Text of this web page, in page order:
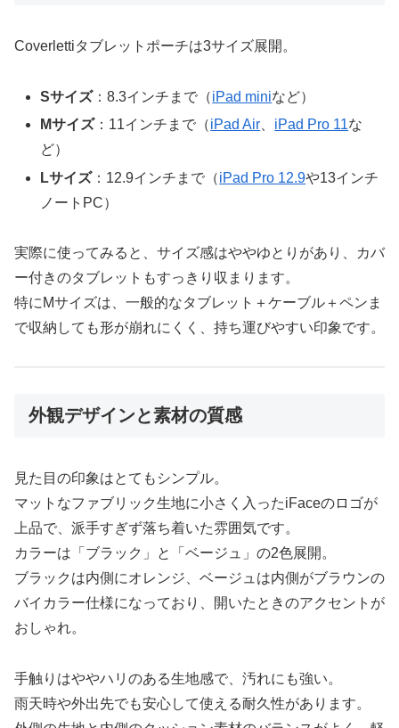
Coverlettiタブレットポーチは3サイズ展開。
Sサイズ：8.3インチまで（iPad miniなど）
Mサイズ：11インチまで（iPad Air、 iPad Pro 11な
ど）
Lサイズ：12.9インチまで（iPad Pro 12.9や13インチ
ノートPC）
実際に使ってみると、サイズ感はややゆとりがあり、カバ
ー付きのタブレットもすっきり収まります。
特にMサイズは、一般的なタブレット＋ケーブル＋ペンま
で収納しても形が崩れにくく、持ち運びやすい印象です。
外観デザインと素材の質感
見た目の印象はとてもシンプル。
マットなファブリック生地に小さく入ったiFaceのロゴが
上品で、派手すぎず落ち着いた雰囲気です。
カラーは「ブラック」と「ベージュ」の2色展開。
ブラックは内側にオレンジ、ベージュは内側がブラウンの
バイカラー仕様になっており、開いたときのアクセントが
おしゃれ。
手触りはややハリのある生地感で、汚れにも強い。
雨天時や外出先でも安心して使える耐久性があります。